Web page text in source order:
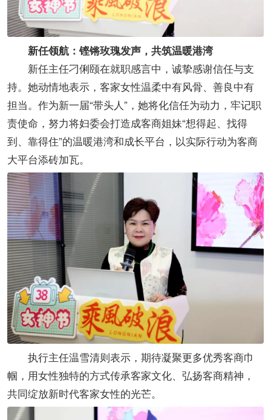
新任领航：铿锵玫瑰发声，共筑温暖港湾
新任主任刁俐颐在就职感言中，诚挚感谢信任与支
持。她动情地表示，客家女性温柔中有风骨、善良中有
担当。作为新一届“带头人”，她将化信任为动力，牢记职
责使命，努力将妇委会打造成客商姐妹“想得起、找得
到、靠得住”的温暖港湾和成长平台，以实际行动为客商
大平台添砖加瓦。
执行主任温雪清则表示，期待凝聚更多优秀客商巾
帼，用女性独特的方式传承客家文化、弘扬客商精神，
共同绽放新时代客家女性的光芒。